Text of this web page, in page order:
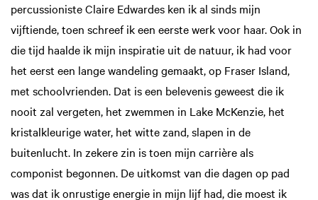
percussioniste Claire Edwardes ken ik al sinds mijn
vijftiende, toen schreef ik een eerste werk voor haar. Ook in
die tijd haalde ik mijn inspiratie uit de natuur, ik had voor
het eerst een lange wandeling gemaakt, op Fraser Island,
met schoolvrienden. Dat is een belevenis geweest die ik
nooit zal vergeten, het zwemmen in Lake McKenzie, het
kristalkleurige water, het witte zand, slapen in de
buitenlucht. In zekere zin is toen mijn carrière als
componist begonnen. De uitkomst van die dagen op pad
was dat ik onrustige energie in mijn lijf had, die moest ik